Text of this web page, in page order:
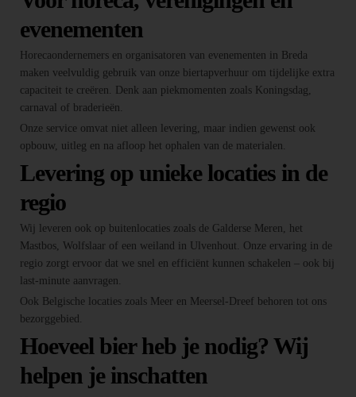
evenementen
Horecaondernemers en organisatoren van evenementen in Breda
maken veelvuldig gebruik van onze biertapverhuur om tijdelijke extra
capaciteit te creëren. Denk aan piekmomenten zoals Koningsdag,
carnaval of braderieën.
Onze service omvat niet alleen levering, maar indien gewenst ook
opbouw, uitleg en na afloop het ophalen van de materialen.
Levering op unieke locaties in de
regio
Wij leveren ook op buitenlocaties zoals de Galderse Meren, het
Mastbos, Wolfslaar of een weiland in Ulvenhout. Onze ervaring in de
regio zorgt ervoor dat we snel en efficiënt kunnen schakelen – ook bij
last-minute aanvragen.
Ook Belgische locaties zoals Meer en Meersel-Dreef behoren tot ons
bezorggebied.
Hoeveel bier heb je nodig? Wij
helpen je inschatten